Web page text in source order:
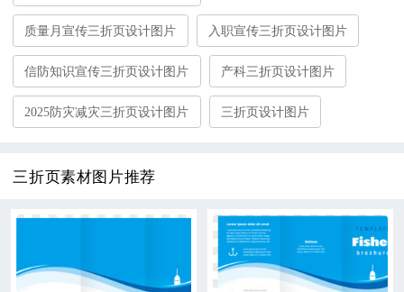
质量月宣传三折页设计图片 入职宣传三折页设计图片
信防知识宣传三折页设计图片 产科三折页设计图片
2025防灾减灾三折页设计图片 三折页设计图片
三折页素材图片推荐